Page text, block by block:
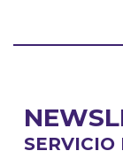
SERVICIO